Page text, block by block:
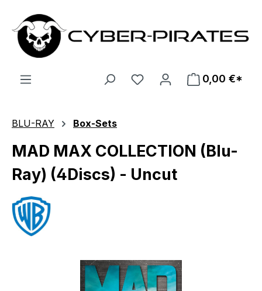
Zum Hauptinhalt springen
0,00 €*
BLU-RAY Box-Sets
MAD MAX COLLECTION (Blu-
Ray) (4Discs) - Uncut
Bildergalerie überspringen